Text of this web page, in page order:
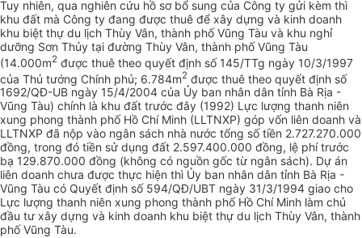
Tuy nhiên, qua nghiên cứu hồ sơ bổ sung của Công ty gửi kèm thì
khu đất mà Công ty đang được thuê để xây dựng và kinh doanh
khu biệt thự du lịch Thùy Vân, thành phố Vũng Tàu và khu nghỉ
dưỡng Sơn Thủy tại đường Thùy Vân, thành phố Vũng Tàu
(14.000m2 được thuê theo quyết định số 145/TTg ngày 10/3/1997
của Thủ tướng Chính phủ; 6.784m2 được thuê theo quyết định số
1692/QĐ-UB ngày 15/4/2004 của Ủy ban nhân dân tỉnh Bà Rịa -
Vũng Tàu) chính là khu đất trước đây (1992) Lực lượng thanh niên
xung phong thành phố Hồ Chí Minh (LLTNXP) góp vốn liên doanh và
LLTNXP đã nộp vào ngân sách nhà nước tổng số tiền 2.727.270.000
đồng, trong đó tiền sử dụng đất 2.597.400.000 đồng, lệ phí trước
bạ 129.870.000 đồng (không có nguồn gốc từ ngân sách). Dự án
liên doanh chưa được thực hiện thì Ủy ban nhân dân tỉnh Bà Rịa -
Vũng Tàu có Quyết định số 594/QĐ/UBT ngày 31/3/1994 giao cho
Lực lượng thanh niên xung phong thành phố Hồ Chí Minh làm chủ
đầu tư xây dựng và kinh doanh khu biệt thự du lịch Thùy Vân, thành
phố Vũng Tàu.